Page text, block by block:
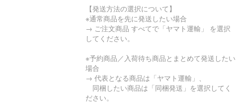
【発送方法の選択について】
※通常商品を先に発送したい場合
→ ご注文商品 すべてで「ヤマト運輸」 を選択
してください。
※予約商品／入荷待ち商品とまとめて発送したい
場合
→ 代表となる商品は「ヤマト運輸」、
同梱したい商品は「同梱発送」を選択してく
ださい。